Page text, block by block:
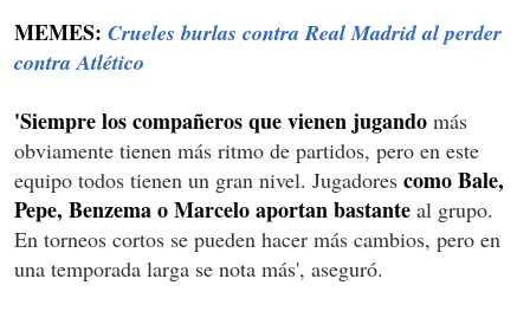
MEMES: Crueles burlas contra Real Madrid al perder
contra Atlético
'Siempre los compañeros que vienen jugando más
obviamente tienen más ritmo de partidos, pero en este
equipo todos tienen un gran nivel. Jugadores como Bale,
Pepe, Benzema o Marcelo aportan bastante al grupo.
En torneos cortos se pueden hacer más cambios, pero en
una temporada larga se nota más', aseguró.